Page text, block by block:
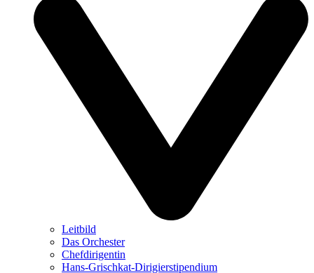
Leitbild
Das Orchester
Chefdirigentin
Hans-Grischkat-Dirigierstipendium